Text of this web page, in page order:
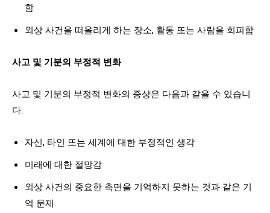
함
외상 사건을 떠올리게 하는 장소, 활동 또는 사람을 회피함
사고 및 기분의 부정적 변화
사고 및 기분의 부정적 변화의 증상은 다음과 같을 수 있습니
다:
자신, 타인 또는 세계에 대한 부정적인 생각
미래에 대한 절망감
외상 사건의 중요한 측면을 기억하지 못하는 것과 같은 기
억 문제